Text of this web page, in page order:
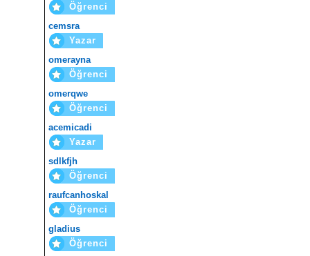
Öğrenci
cemsra
Yazar
omerayna
Öğrenci
omerqwe
Öğrenci
acemicadi
Yazar
sdlkfjh
Öğrenci
raufcanhoskal
Öğrenci
gladius
Öğrenci